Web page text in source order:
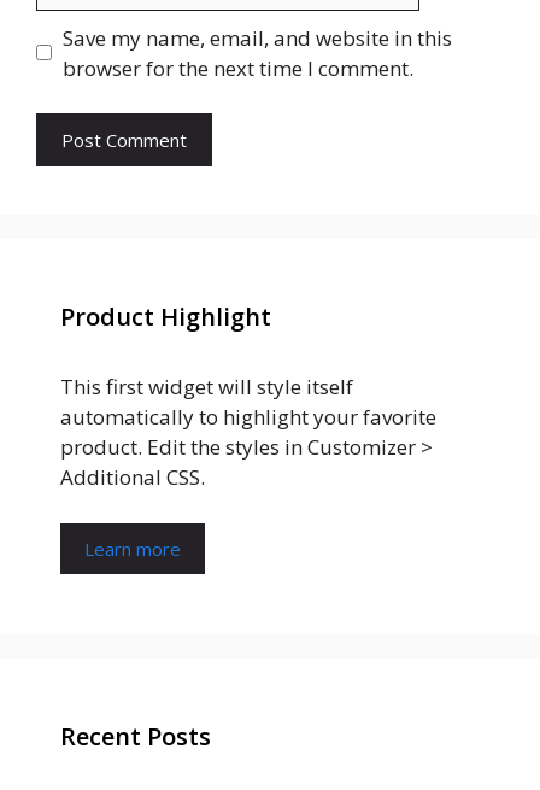
Save my name, email, and website in this
browser for the next time I comment.
Product Highlight
This first widget will style itself
automatically to highlight your favorite
product. Edit the styles in Customizer >
Additional CSS.
Learn more
Recent Posts